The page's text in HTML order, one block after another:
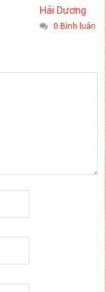
Hải Dương
0 Bình luận